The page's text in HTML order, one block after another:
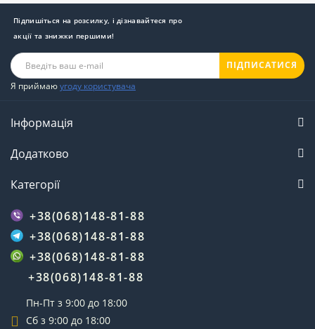
Підпишіться на розсилку, і дізнавайтеся про
акції та знижки першими!
ПІДПИСАТИСЯ
Я приймаюугоду користувача
Інформація
Додатково
Категорії
+38(068)148-81-88
+38(068)148-81-88
+38(068)148-81-88
+38(068)148-81-88
Пн-Пт з 9:00 до 18:00
Сб з 9:00 до 18:00